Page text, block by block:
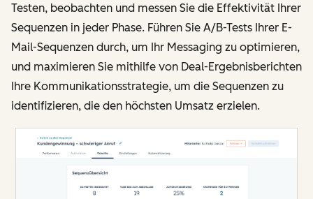
Testen, beobachten und messen Sie die Effektivität Ihrer
Sequenzen in jeder Phase. Führen Sie A/B-Tests Ihrer E-
Mail-Sequenzen durch, um Ihr Messaging zu optimieren,
und maximieren Sie mithilfe von Deal-Ergebnisberichten
Ihre Kommunikationsstrategie, um die Sequenzen zu
identifizieren, die den höchsten Umsatz erzielen.